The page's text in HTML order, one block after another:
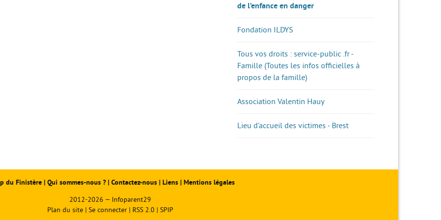
de l’enfance en danger
Fondation ILDYS
Tous vos droits : service-public .fr -
Famille (Toutes les infos officielles à
propos de la famille)
Association Valentin Hauy
Lieu d’accueil des victimes - Brest
du Finistère| Qui sommes-nous ? | Contactez-nous| Liens| Mentions légales
2012-2026 — Infoparent29
Plan du site | Se connecter | RSS 2.0 | SPIP